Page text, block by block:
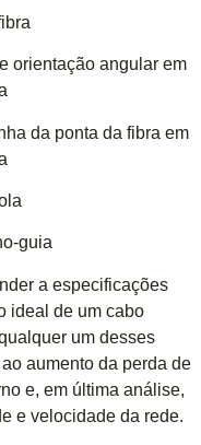
orientação angular em
da ponta da fibra em
guia
a especificações
ideal de um cabo
um desses
aumento da perda de
e, em última análise,
e velocidade da rede.